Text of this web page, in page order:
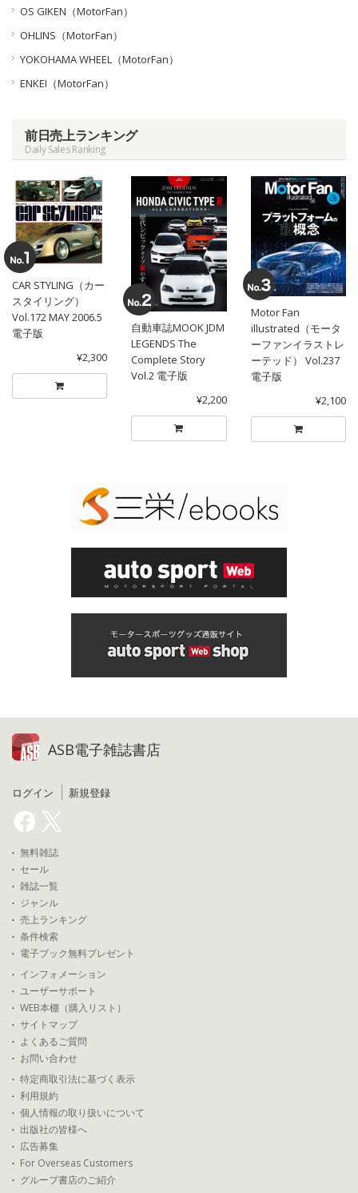
OS GIKEN（MotorFan）
OHLINS（MotorFan）
YOKOHAMA WHEEL（MotorFan）
ENKEI（MotorFan）
前日売上ランキング
Daily Sales Ranking
CAR STYLING（カー
スタイリング）
Vol.172 MAY 2006.5
電子版
¥2,300
自動車誌MOOK JDM
LEGENDS The
Complete Story
Vol.2 電子版
¥2,200
Motor Fan
illustrated（モータ
ーファンイラストレ
ーテッド） Vol.237
電子版
¥2,100
ASB電子雑誌書店
ログイン 新規登録
無料雑誌
セール
雑誌一覧
ジャンル
売上ランキング
条件検索
電子ブック無料プレゼント
インフォメーション
ユーザーサポート
WEB本棚（購入リスト）
サイトマップ
よくあるご質問
お問い合わせ
特定商取引法に基づく表示
利用規約
個人情報の取り扱いについて
出版社の皆様へ
広告募集
For Overseas Customers
グループ書店のご紹介